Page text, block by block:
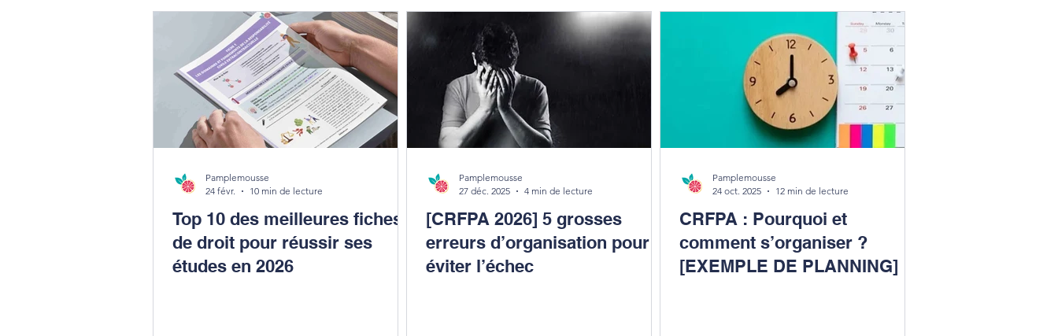
Top 10 des meilleures fiches
de droit pour réussir ses
études en 2026
Pamplemousse
24 févr.
10 min de lecture
[CRFPA 2026] 5 grosses
erreurs d’organisation pour
éviter l’échec
Pamplemousse
27 déc. 2025
4 min de lecture
CRFPA : Pourquoi et
comment s’organiser ?
[EXEMPLE DE PLANNING]
Pamplemousse
24 oct. 2025
12 min de lecture